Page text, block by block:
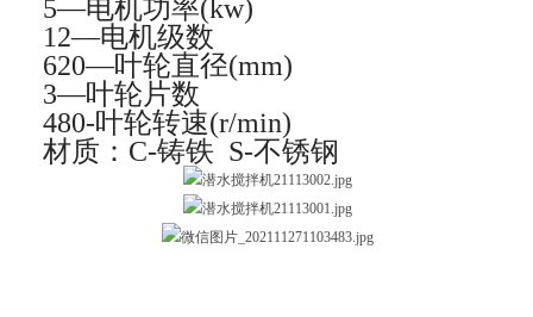
5—电机功率(kw)
12—电机级数
620—叶轮直径(mm)
3—叶轮片数
480-叶轮转速(r/min)
材质：C-铸铁 S-不锈钢